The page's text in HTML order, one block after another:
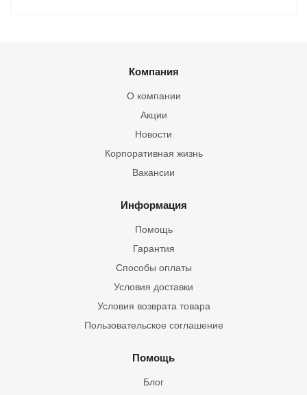
Компания
О компании
Акции
Новости
Корпоративная жизнь
Вакансии
Информация
Помощь
Гарантия
Способы оплаты
Условия доставки
Условия возврата товара
Пользовательское соглашение
Помощь
Блог